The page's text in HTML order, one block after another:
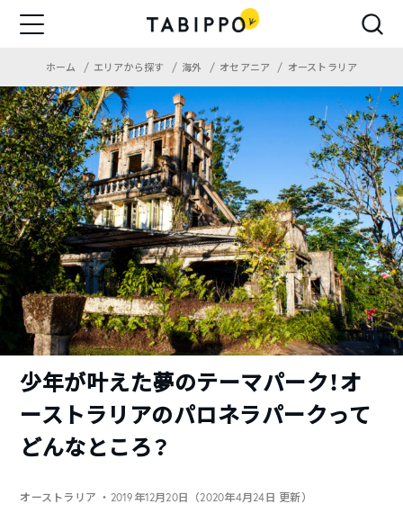
ホーム エリアから探す 海外 オセアニア オーストラリア
少年が叶えた夢のテーマパーク！オ
ーストラリアのパロネラパークって
どんなところ？
オーストラリア ・2019年12月20日（2020年4月24日 更新）